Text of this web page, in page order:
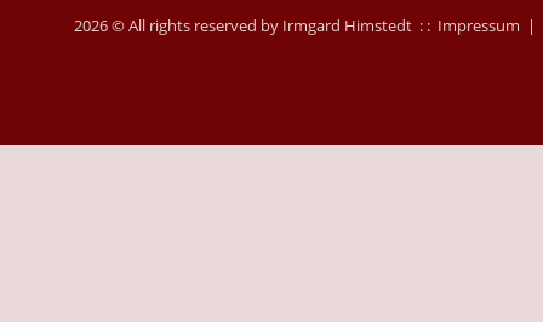
2026 © All rights reserved by Irmgard Himstedt : : Impressum |